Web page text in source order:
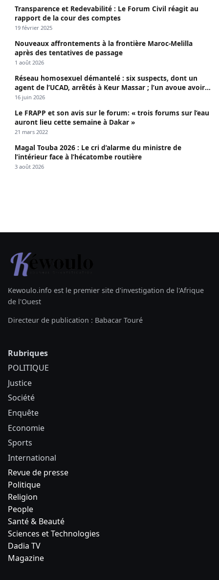
Transparence et Redevabilité : Le Forum Civil réagit au
rapport de la cour des comptes
19 février 2025
Nouveaux affrontements à la frontière Maroc-Melilla
après des tentatives de passage
1 août 2026
Réseau homosexuel démantelé : six suspects, dont un
agent de l’UCAD, arrêtés à Keur Massar ; l’un avoue avoir
propagé le VIH depuis 2018
16 juin 2026
Le FRAPP et son avis sur le forum: « trois forums sur l’eau
auront lieu cette semaine à Dakar »
21 mars 2022
Magal Touba 2026 : Le cri d’alarme du ministre de
l’intérieur face à l’hécatombe routière
3 août 2026
Kewoulo.info est le premier site d'investigation de l'Afrique
de l'Ouest
Directeur de publication : Babacar Touré
Rubriques
POLITIQUE
Justice
Société
Enquête
Economie
Sports
International
Revue de presse
Politique
Religion
People
Santé & Beauté
Sciences et Technologies
Dadia TV
Magazine